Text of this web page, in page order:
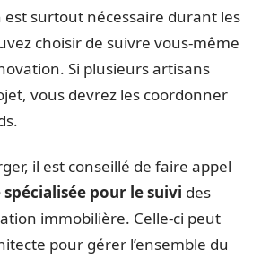
est surtout nécessaire durant les
choisir de suivre vous-même
Si plusieurs artisans
vous devrez les coordonner
il est conseillé de faire appel
pour le suivi des
immobilière. Celle-ci peut
pour gérer l’ensemble du